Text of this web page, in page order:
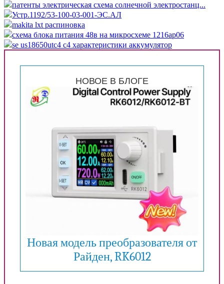
патенты электрическая схема солнечной электростанц...
Устр.1192/53-100-03-001-ЭС.АЛ
makita lxt распиновка
схема блока питания 48в на микросхеме 1216ap06
se us18650utc4 c4 характеристики аккумулятор
НОВОЕ В БЛОГЕ
Новая модель преобразователя от
Райден, RK6012